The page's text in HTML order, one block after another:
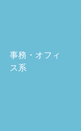
事務・オフィ
ス系